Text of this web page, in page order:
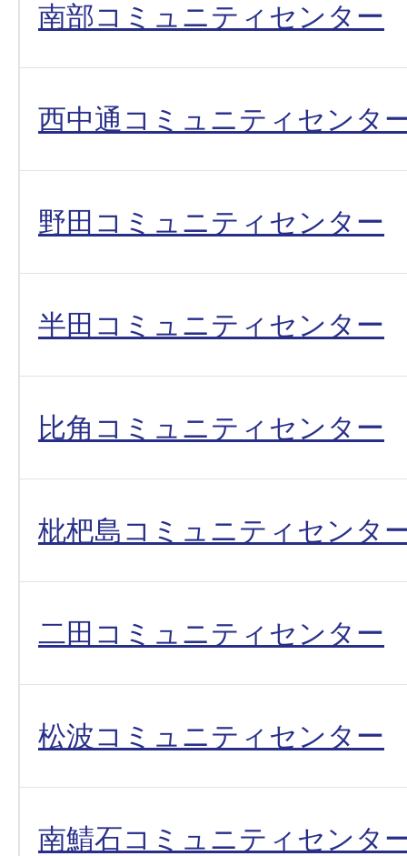
南部コミュニティセンター
西中通コミュニティセンタ
野田コミュニティセンター
半田コミュニティセンター
比角コミュニティセンター
枇杷島コミュニティセンタ
二田コミュニティセンター
松波コミュニティセンター
南鯖石コミュニティセンタ